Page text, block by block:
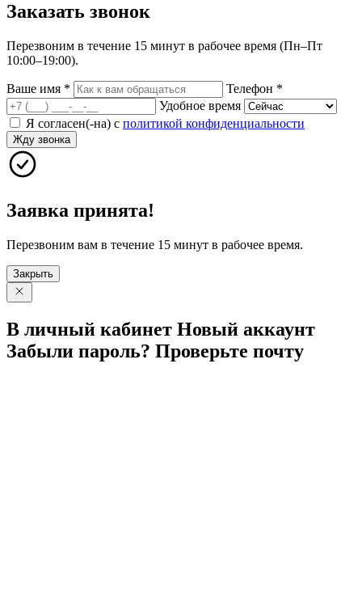
Заказать звонок
Перезвоним в течение 15 минут в рабочее время (Пн–Пт
10:00–19:00).
Ваше имя * Телефон *
Удобное время
Я согласен(-на) с политикой конфиденциальности
Жду звонка
Заявка принята!
Перезвоним вам в течение 15 минут в рабочее время.
Закрыть
В личный кабинет Новый аккаунт
Забыли пароль? Проверьте почту